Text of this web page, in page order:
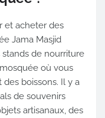
et acheter des
Jama Masjid
stands de nourriture
où vous
boissons. Il y a
de souvenirs
artisanaux, des